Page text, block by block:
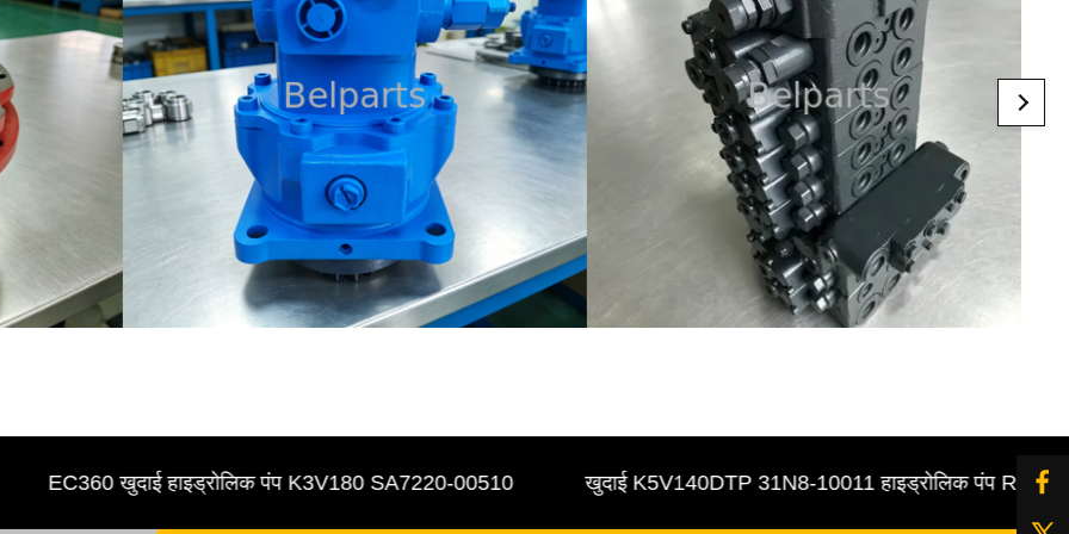
EC360 खुदाई हाइड्रोलिक पंप K3V180 SA7220-00510 खुदाई K5V140DTP 31N8-10011 हाइड्रोलिक पंप R305-7